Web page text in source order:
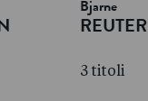
Bjarne
REUTER
3 titoli